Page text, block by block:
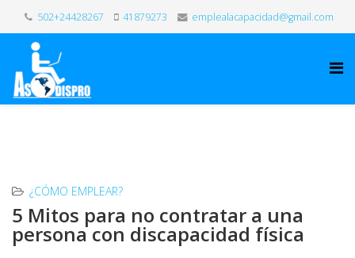
502+24428267 41879273 emplealacapacidad@gmail.com
¿CÓMO EMPLEAR?
5 Mitos para no contratar a una
persona con discapacidad física